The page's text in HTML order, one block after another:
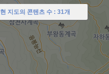
현 지도의 콘텐츠 수 : 31개